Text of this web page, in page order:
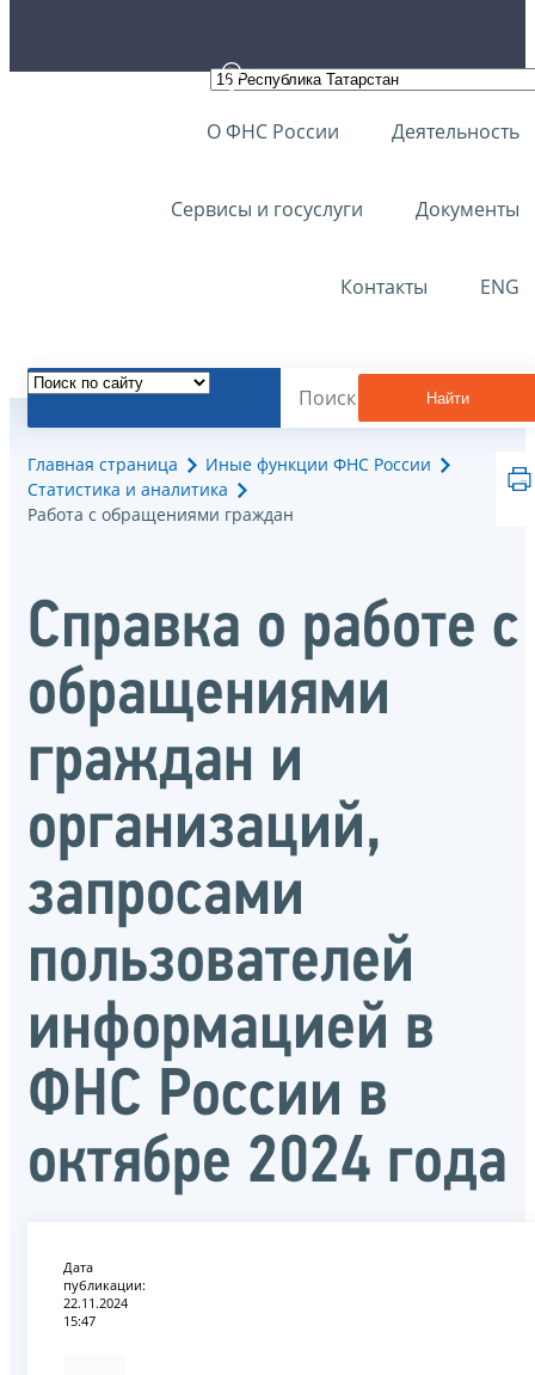
О ФНС России Деятельность
Сервисы и госуслуги Документы
Контакты ENG
Найти
Главная страница
Иные функции ФНС России
Статистика и аналитика
Работа с обращениями граждан
Справка о работе с
обращениями
граждан и
организаций,
запросами
пользователей
информацией в
ФНС России в
октябре 2024 года
Дата
публикации:
22.11.2024
15:47